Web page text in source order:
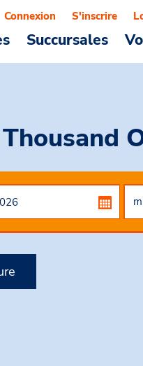
Succursales
Connexion S'inscrire